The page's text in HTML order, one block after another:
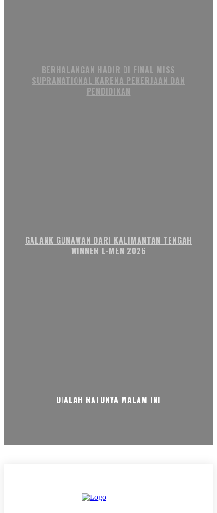
BERHALANGAN HADIR DI FINAL MISS
SUPRANATIONAL KARENA PEKERJAAN DAN
PENDIDIKAN
GALANK GUNAWAN DARI KALIMANTAN TENGAH
WINNER L-MEN 2026
DIALAH RATUNYA MALAM INI